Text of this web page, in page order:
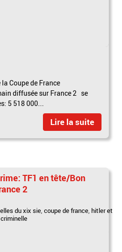
Coupe de France
diffusée sur France 2 se
5 518 000...
Lire la suite
TF1 en tête/Bon
2
du xix sie,coupe de france, hitler et